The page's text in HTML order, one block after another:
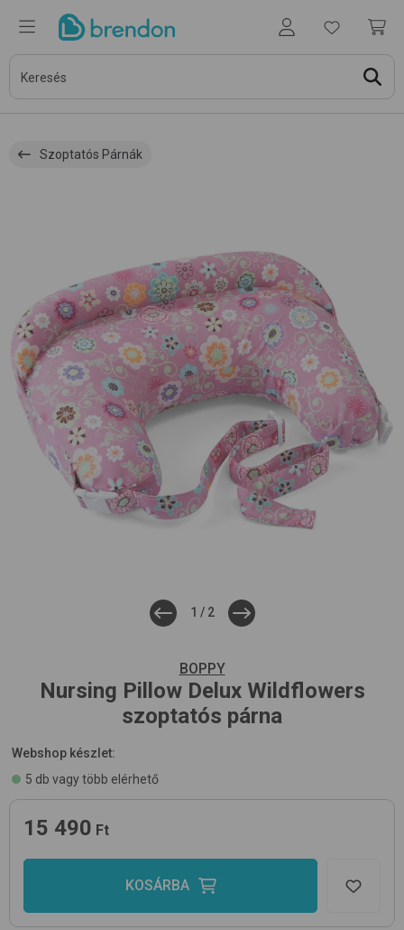
Szoptatós Párnák
1 / 2
BOPPY
Nursing Pillow Delux Wildflowers
szoptatós párna
Webshop készlet:
5 db vagy több elérhető
15 490 Ft
KOSÁRBA